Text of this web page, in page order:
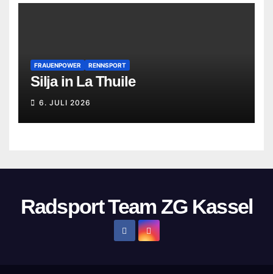
FRAUENPOWER RENNSPORT
Silja in La Thuile
6. JULI 2026
Radsport Team ZG Kassel